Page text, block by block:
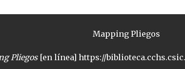
Mapping Pliegos
Pliegos[en línea] https://